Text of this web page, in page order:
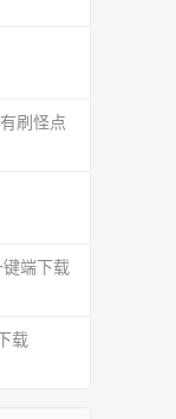
刷怪点
端下载
载